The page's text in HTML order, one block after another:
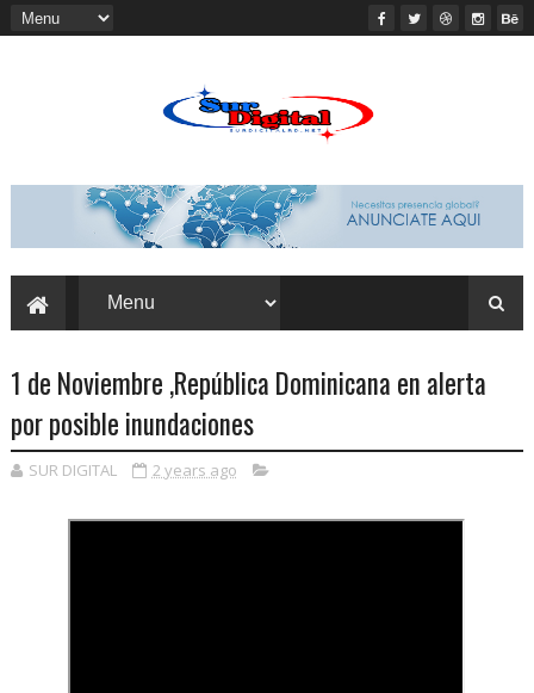
1 de Noviembre ,República Dominicana en alerta
por posible inundaciones
SUR DIGITAL 2 years ago